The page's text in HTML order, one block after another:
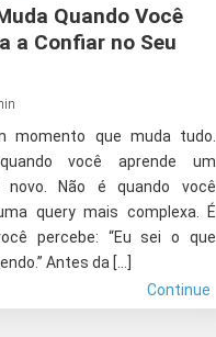
Quando Você
a Confiar no Seu
momento que muda tudo.
você aprende um
novo. Não é quando você
query mais complexa. É
percebe: “Eu sei o que
Antes da […]
Continue